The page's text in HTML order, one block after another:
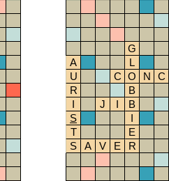
G
A
L
U
C O N C
R
B
I
J I B
S
I
T
E
S
A V E R